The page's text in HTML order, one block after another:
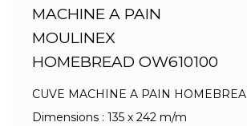
MACHINE A PAIN
MOULINEX
HOMEBREAD OW610100
CUVE MACHINE A PAIN
Dimensions : 135 x 242 m/m